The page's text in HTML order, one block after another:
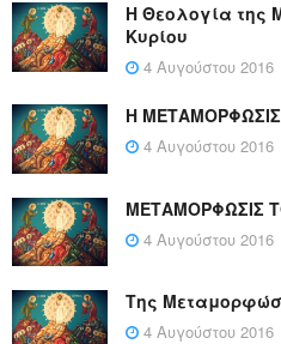
Η Θεολογία της
Κυρίου
4 Αυγούστου 2016
Η
4 Αυγούστου 2016
ΜΕΤΑΜΟΡΦΩΣΙΣ
4 Αυγούστου 2016
Της
4 Αυγούστου 2016